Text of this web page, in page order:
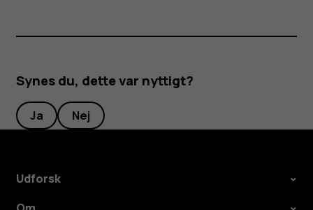
Synes du, dette var nyttigt?
Ja Nej
Udforsk